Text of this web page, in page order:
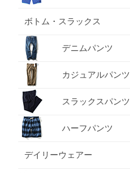
ボトム・スラックス
デニムパンツ
カジュアルパンツ
スラックスパンツ
ハーフパンツ
デイリーウェアー